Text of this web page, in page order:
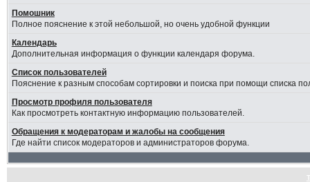
Помошник
Полное пояснение к этой небольшой, но очень удобной функции
Календарь
Дополнительная информация о функции календаря форума.
Список пользователей
Пояснение к разным способам сортировки и поиска при помощи списка
Просмотр профиля пользователя
Как просмотреть контактную информацию пользователей.
Обращения к модераторам и жалобы на сообщения
Где найти список модераторов и администраторов форума.